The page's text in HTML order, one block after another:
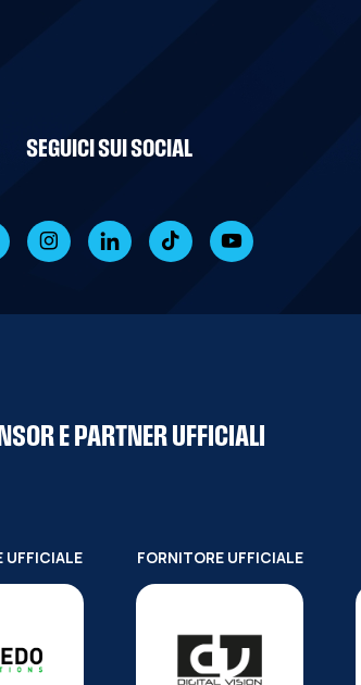
SEGUICI SUI SOCIAL
E PARTNER UFFICIALI
UFFICIALE FORNITORE UFFICIALE